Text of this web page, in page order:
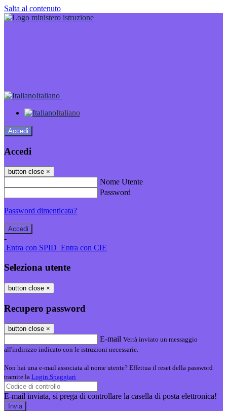
Salta al contenuto
Italiano
Italiano
Accedi
Accedi
button close ×
Nome Utente
Password
Password dimenticata?
-
Entra con SPID Entra con CIE
Seleziona utente
button close ×
Recupero password
button close ×
E-mail Verrà inviato un messaggio
all'indirizzo indicato con le istruzioni necessarie.
Non hai una e-mail associata al nome utente? Effettua il reset della password
tramite la Login Spaggiari
E-mail inviata, si prega di controllare la casella di posta elettronica!